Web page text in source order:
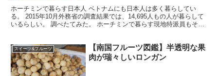
ホーチミンで暮らす日本人 ベトナムにも日本人は多く暮らしてい
る。 2015年10月外務省の調査結果では、14,695人もの人が暮らして
いるらしい。 調べたてみた。 ホーチミンで暮らす現地特派員もその
スイーツ&フルーツ
【南国フルーツ図鑑】半透明な果
肉が瑞々しいロンガン